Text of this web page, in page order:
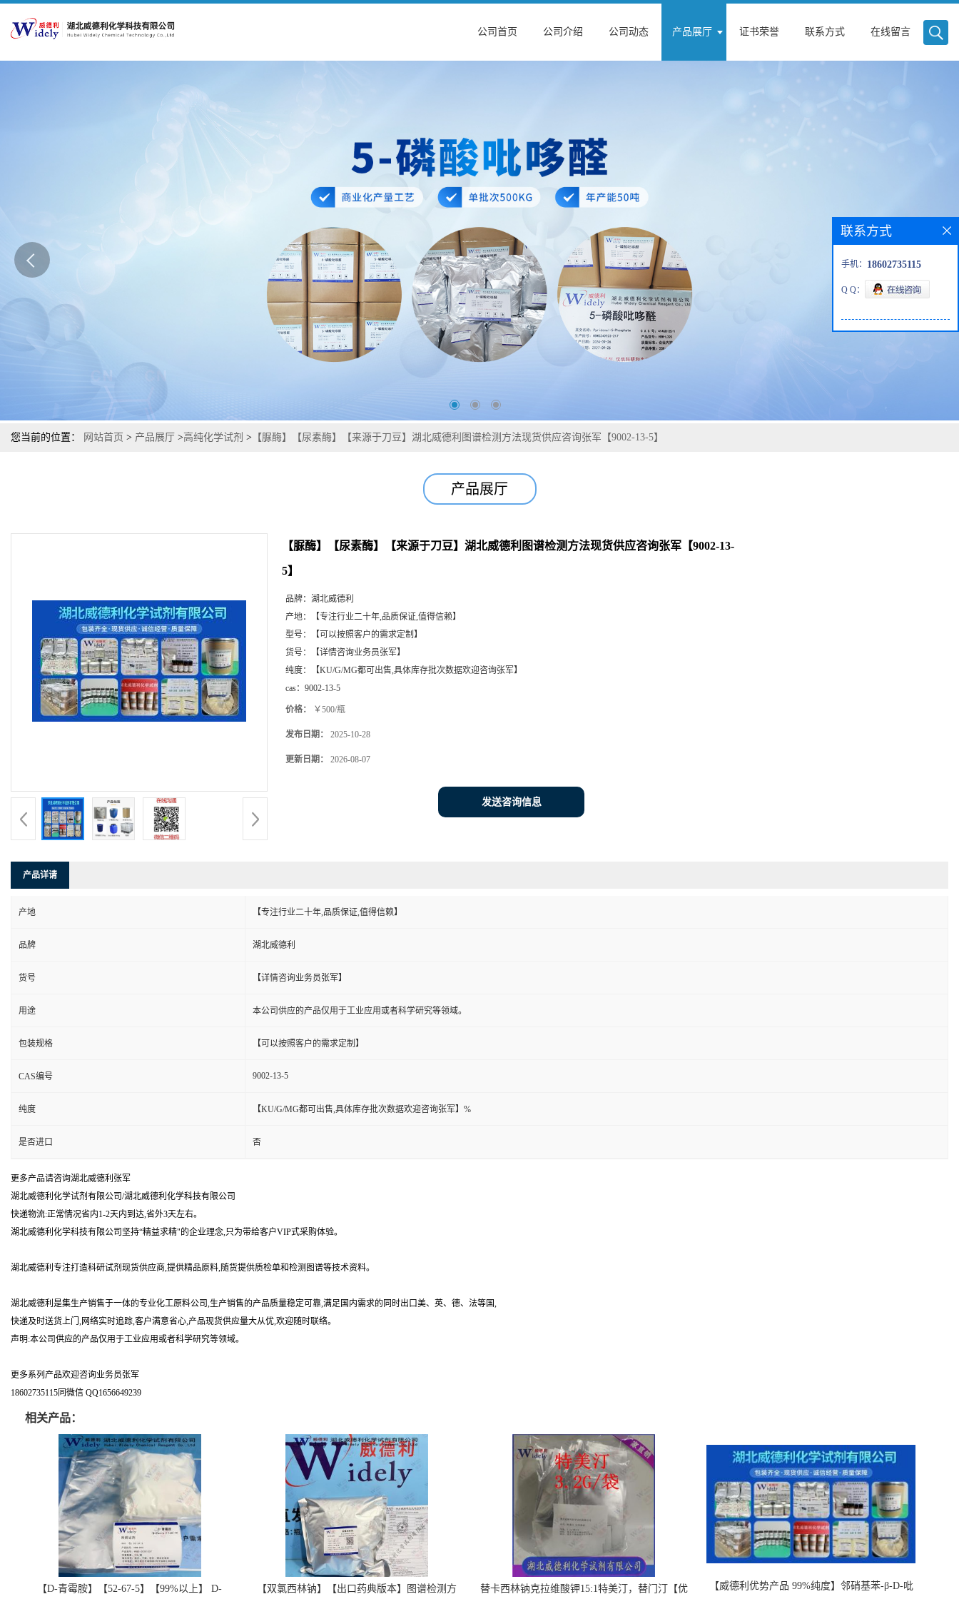
公司首页 公司介绍 公司动态 产品展厅 证书荣誉 联系方式 在线留言
您当前的位置： 网站首页 > 产品展厅 >高纯化学试剂 > 【脲酶】【尿素酶】【来源于刀豆】湖北威德利图谱检测方法现货供应咨询张军【9002-13-5】
产品展厅
【脲酶】【尿素酶】【来源于刀豆】湖北威德利图谱检测方法现货供应咨询张军【9002-13-
5】
品牌： 湖北威德利
产地：
【专注行业二十年,品质保证,值得信赖】
型号：
【可以按照客户的需求定制】
货号：
【详情咨询业务员张军】
纯度：
【KU/G/MG都可出售,具体库存批次数据欢迎咨询张军】
cas： 9002-13-5
价格： ￥500/瓶
发布日期： 2025-10-28
更新日期： 2026-08-07
发送咨询信息
产品详请
产地 【专注行业二十年,品质保证,值得信赖】
品牌 湖北威德利
货号 【详情咨询业务员张军】
用途 本公司供应的产品仅用于工业应用或者科学研究等领域。
包装规格 【可以按照客户的需求定制】
CAS编号 9002-13-5
纯度 【KU/G/MG都可出售,具体库存批次数据欢迎咨询张军】%
是否进口 否
更多产品请咨询湖北威德利张军
湖北威德利化学试剂有限公司/湖北威德利化学科技有限公司
快递物流:正常情况省内1-2天内到达,省外3天左右。
湖北威德利化学科技有限公司坚持“精益求精"的企业理念,只为带给客户VIP式采购体验。
湖北威德利专注打造科研试剂现货供应商,提供精品原料,随货提供质检单和检测图谱等技术资料。
湖北威德利是集生产销售于一体的专业化工原料公司,生产销售的产品质量稳定可靠,满足国内需求的同时出口美、英、德、法等国,
快递及时送货上门,网络实时追踪,客户满意省心,产品现货供应量大从优,欢迎随时联络。
声明:本公司供应的产品仅用于工业应用或者科学研究等领域。
更多系列产品欢迎咨询业务员张军
18602735115同微信 QQ1656649239
相关产品：
【D-青霉胺】【52-67-5】【99%以上】 D- 【双氯西林钠】【出口药典版本】图谱检测方 替卡西林钠克拉维酸钾15:1特美汀，替门汀【优
【威德利优势产品 99%纯度】邻硝基苯-β-D-吡
联系方式
手机： 18602735115
Q Q：